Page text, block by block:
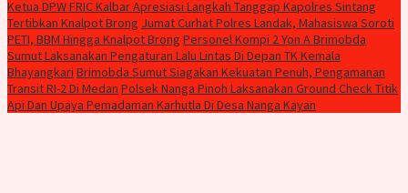
Ketua DPW FRIC Kalbar Apresiasi Langkah Tanggap Kapolres Sintang
Tertibkan Knalpot Brong Jumat Curhat Polres Landak, Mahasiswa Soroti
PETI, BBM Hingga Knalpot Brong Personel Kompi 2 Yon A Brimobda
Sumut Laksanakan Pengaturan Lalu Lintas Di Depan TK Kemala
Bhayangkari Brimobda Sumut Siagakan Kekuatan Penuh, Pengamanan
Transit RI-2 Di Medan Polsek Nanga Pinoh Laksanakan Ground Check Titik
Api Dan Upaya Pemadaman Karhutla Di Desa Nanga Kayan